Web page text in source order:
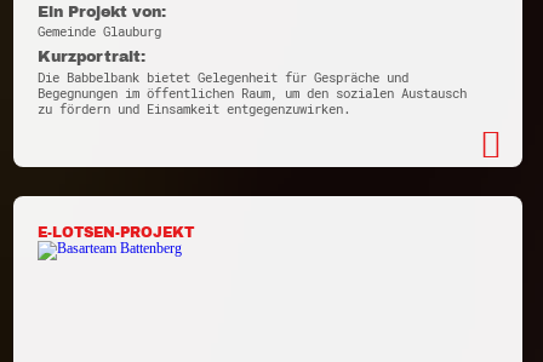
Ein Projekt von:
Gemeinde Glauburg
Kurzportrait:
Die Babbelbank bietet Gelegenheit für Gespräche und
Begegnungen im öffentlichen Raum, um den sozialen Austausch
zu fördern und Einsamkeit entgegenzuwirken.
E-LOTSEN-PROJEKT